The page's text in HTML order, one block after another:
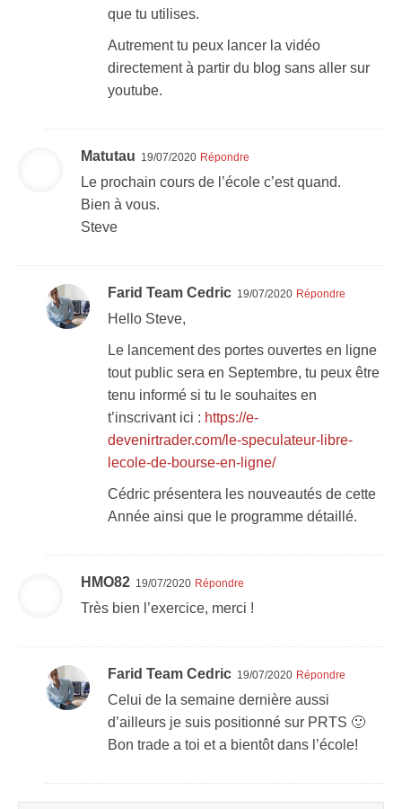
que tu utilises.
Autrement tu peux lancer la vidéo
directement à partir du blog sans aller sur
youtube.
Matutau 19/07/2020 Répondre
Le prochain cours de l’école c’est quand.
Bien à vous.
Steve
Farid Team Cedric 19/07/2020 Répondre
Hello Steve,
Le lancement des portes ouvertes en ligne
tout public sera en Septembre, tu peux être
tenu informé si tu le souhaites en
t’inscrivant ici : https://e-
devenirtrader.com/le-speculateur-libre-
lecole-de-bourse-en-ligne/
Cédric présentera les nouveautés de cette
Année ainsi que le programme détaillé.
HMO82 19/07/2020 Répondre
Très bien l’exercice, merci !
Farid Team Cedric 19/07/2020 Répondre
Celui de la semaine dernière aussi
d’ailleurs je suis positionné sur PRTS 🙂
Bon trade a toi et a bientôt dans l’école!